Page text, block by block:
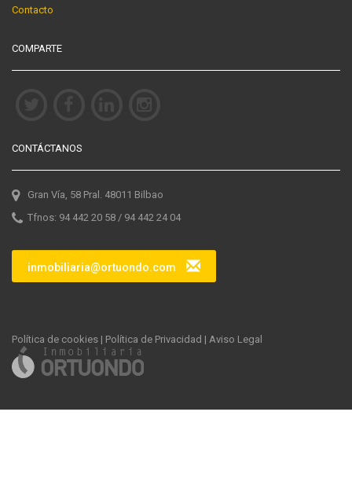
Contacto
COMPARTE
CONTÁCTANOS
Gran Vía, 58 Pral. 48011 Bilbao
Tfnos: 94 442 20 58 / 94 442 24 04
inmobiliaria@ortuondo.com
Política de cookies | Política de Privacidad | Aviso Legal